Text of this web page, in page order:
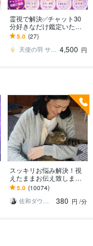
霊視で解決✅チャット30
分好きなだけ鑑定いたし
ます 占いし放題・霊視✖️
浄化☪️お悩み気軽に何で
も聞いて下さい！
5.0 (27)
天使の羽 サリー⭐️ 4,500 円
スッキリお悩み解決！視
えたままお伝え致します
恋愛、結婚、人間関係、
仕事、人生、ペットの気
持ち等◎祈願付き
5.0 (10074)
佐和ダウジング＆スピリットメンター
380 円 /分